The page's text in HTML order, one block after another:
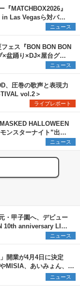
MATCHBOX2026』
Las Vegasら対バン
ニュース
ェス『BON BON BON
盆踊り×DJ×屋台グル
間
ニュース
、圧巻の歌声と表現力
vol.2＞
ライブレポート
HALLOWEEN
ンスターナイト”出演6
ニュース
・甲子園へ、デビュー
10th anniversary LIVE
園球場』開催決定ニュース
開業が4月4日に決定
MISIA、あいみょん、マ
ニュース